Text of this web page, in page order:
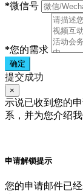
*微信号
*您的需求
确定
提交成功
×
示说已收到您的
系，并为您介绍
申请解锁提示
您的申请邮件已